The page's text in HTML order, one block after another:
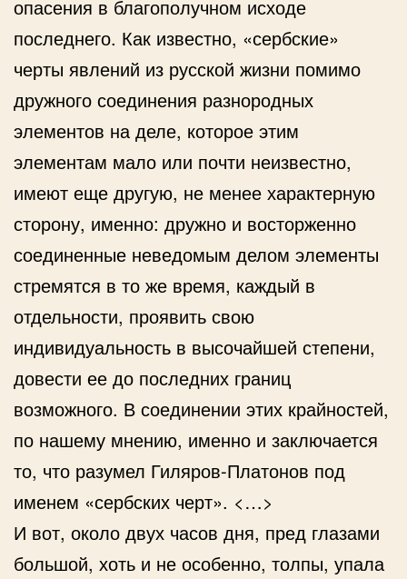
опасения в благополучном исходе
последнего. Как известно, «сербские»
черты явлений из русской жизни помимо
дружного соединения разнородных
элементов на деле, которое этим
элементам мало или почти неизвестно,
имеют еще другую, не менее характерную
сторону, именно: дружно и восторженно
соединенные неведомым делом элементы
стремятся в то же время, каждый в
отдельности, проявить свою
индивидуальность в высочайшей степени,
довести ее до последних границ
возможного. В соединении этих крайностей,
по нашему мнению, именно и заключается
то, что разумел Гиляров-Платонов под
именем «сербских черт». <…>
И вот, около двух часов дня, пред глазами
большой, хоть и не особенно, толпы, упала